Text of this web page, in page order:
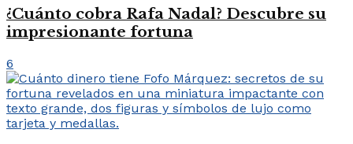
¿Cuánto cobra Rafa Nadal? Descubre su
impresionante fortuna
6